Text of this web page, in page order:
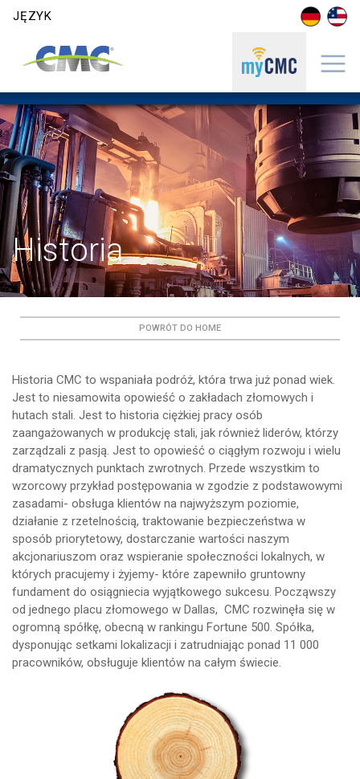
Skip to content
JĘZYK
Historia
POWRÓT DO HOME
Historia CMC to wspaniała podróż, która trwa już ponad wiek.
Jest to niesamowita opowieść o zakładach złomowych i
hutach stali. Jest to historia ciężkiej pracy osób
zaangażowanych w produkcję stali, jak również liderów, którzy
zarządzali z pasją. Jest to opowieść o ciągłym rozwoju i wielu
dramatycznych punktach zwrotnych. Przede wszystkim to
wzorcowy przykład postępowania w zgodzie z podstawowymi
zasadami- obsługa klientów na najwyższym poziomie,
działanie z rzetelnością, traktowanie bezpieczeństwa w
sposób priorytetowy, dostarczanie wartości naszym
akcjonariuszom oraz wspieranie społeczności lokalnych, w
których pracujemy i żyjemy- które zapewniło gruntowny
fundament do osiągniecia wyjątkowego sukcesu. Począwszy
od jednego placu złomowego w Dallas, CMC rozwinęła się w
ogromną spółkę, obecną w rankingu Fortune 500. Spółka,
dysponując setkami lokalizacji i zatrudniając ponad 11 000
pracowników, obsługuje klientów na całym świecie.